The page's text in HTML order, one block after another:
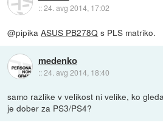
::24. avg 2014, 17:02
@pipikaASUS PB278Q s PLS matriko.
medenko
::24. avg 2014, 18:40
samo razlike v velikost ni velike, ko
je dober za PS3/PS4?